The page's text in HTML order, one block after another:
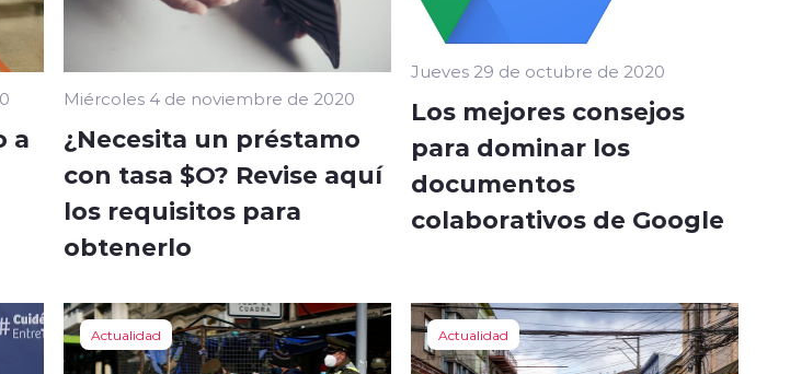
a
Miércoles 4 de noviembre de 2020
¿Necesita un préstamo
con tasa $O? Revise aquí
los requisitos para
obtenerlo
Jueves 29 de octubre de 2020
Los mejores consejos
para dominar los
documentos
colaborativos de Google
Actualidad Actualidad